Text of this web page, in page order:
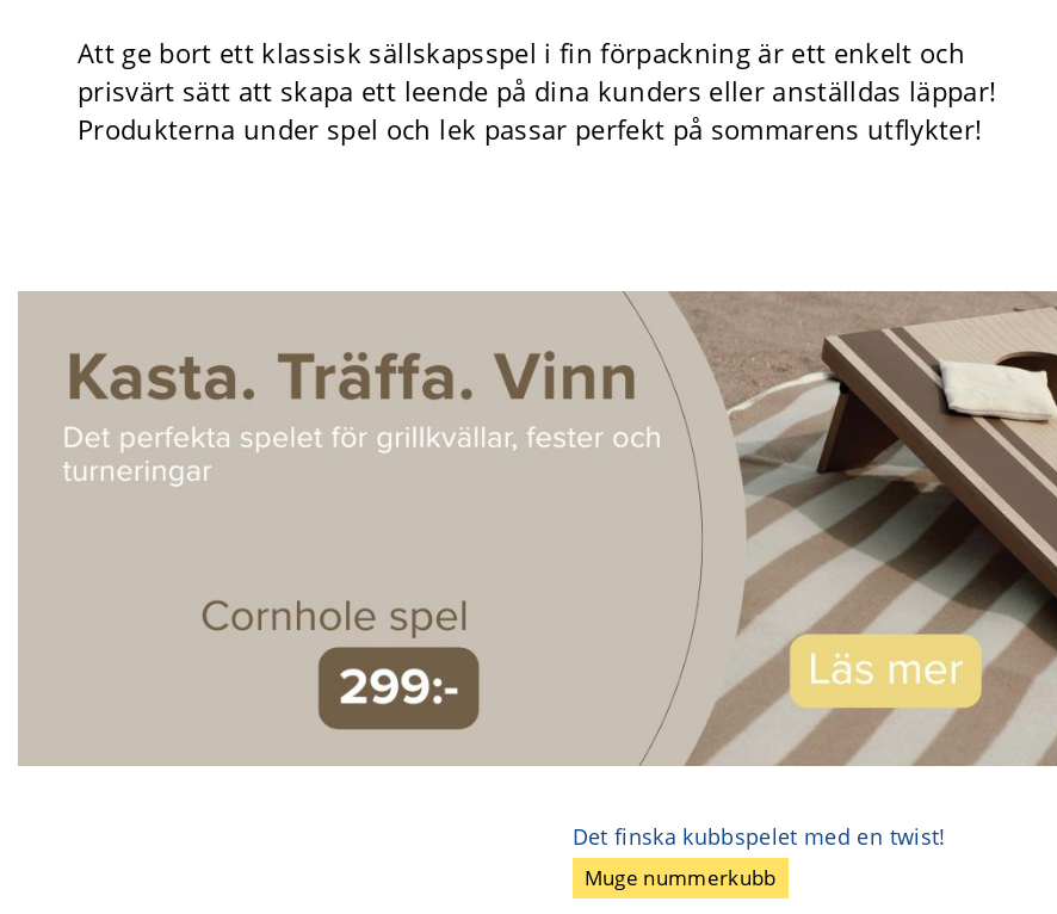
Att ge bort ett klassisk sällskapsspel i fin förpackning är ett enkelt och
prisvärt sätt att skapa ett leende på dina kunders eller anställdas läppar!
Produkterna under spel och lek passar perfekt på sommarens utflykter!
Det finska kubbspelet med en twist!
Muge nummerkubb